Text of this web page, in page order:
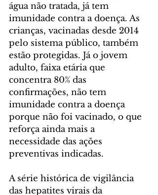
água não tratada, já tem
imunidade contra a doença. As
crianças, vacinadas desde 2014
pelo sistema público, também
estão protegidas. Já o jovem
adulto, faixa etária que
concentra 80% das
confirmações, não tem
imunidade contra a doença
porque não foi vacinado, o que
reforça ainda mais a
necessidade das ações
preventivas indicadas.
A série histórica de vigilância
das hepatites virais da